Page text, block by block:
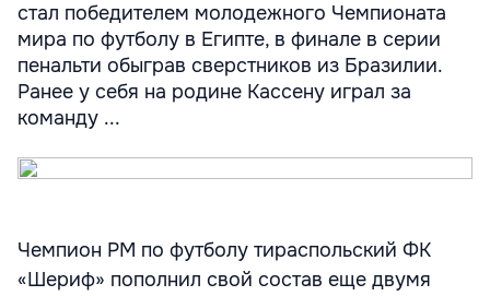
стал победителем молодежного Чемпионата
мира по футболу в Египте, в финале в серии
пенальти обыграв сверстников из Бразилии.
Ранее у себя на родине Кассену играл за
команду ...
Чемпион РМ по футболу тираспольский ФК
«Шериф» пополнил свой состав еще двумя